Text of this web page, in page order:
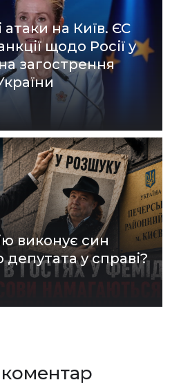
атаки на Київ. ЄС
щодо Росії у
загострення
виконує син
у справі?